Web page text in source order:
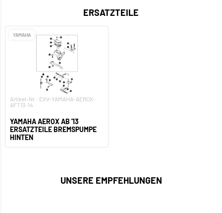
ERSATZTEILE
YAMAHA
Artikel-Nr.: EXV-YAMAHA-AEROX-
AFT13-14
YAMAHA AEROX AB '13
ERSATZTEILE BREMSPUMPE
HINTEN
UNSERE EMPFEHLUNGEN